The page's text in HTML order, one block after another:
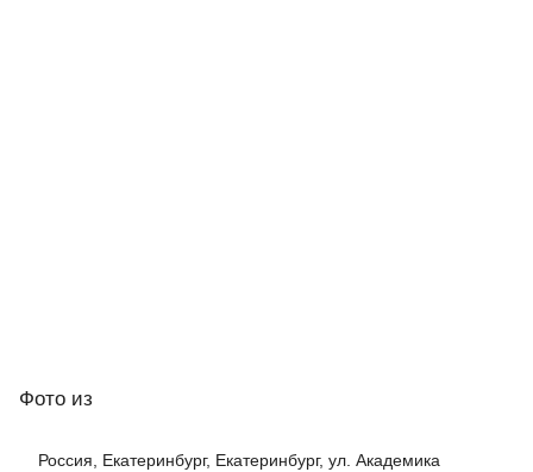
Фото из
Россия, Екатеринбург, Екатеринбург, ул. Академика